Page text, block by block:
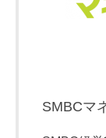
SMBCマ